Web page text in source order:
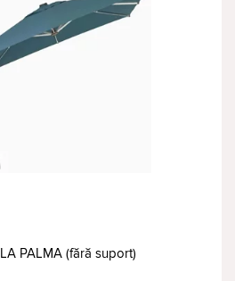
Umbrela WALTZ LA PALMA (fără suport)